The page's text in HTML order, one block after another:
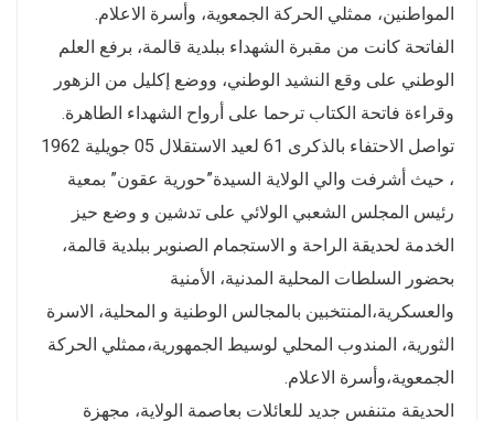
المواطنين، ممثلي الحركة الجمعوية، وأسرة الاعلام.
الفاتحة كانت من مقبرة الشهداء ببلدية قالمة، برفع العلم
الوطني على وقع النشيد الوطني، ووضع إكليل من الزهور
وقراءة فاتحة الكتاب ترحما على أرواح الشهداء الطاهرة.
تواصل الاحتفاء بالذكرى 61 لعيد الاستقلال 05 جويلية 1962
، حيث أشرفت والي الولاية السيدة”حورية عقون” بمعية
رئيس المجلس الشعبي الولائي على تدشين و وضع حيز
الخدمة لحديقة الراحة و الاستجمام الصنوبر ببلدية قالمة،
بحضور السلطات المحلية المدنية، الأمنية
والعسكرية،المنتخبين بالمجالس الوطنية و المحلية، الاسرة
الثورية، المندوب المحلي لوسيط الجمهورية،ممثلي الحركة
الجمعوية،وأسرة الاعلام.
الحديقة متنفس جديد للعائلات بعاصمة الولاية، مجهزة